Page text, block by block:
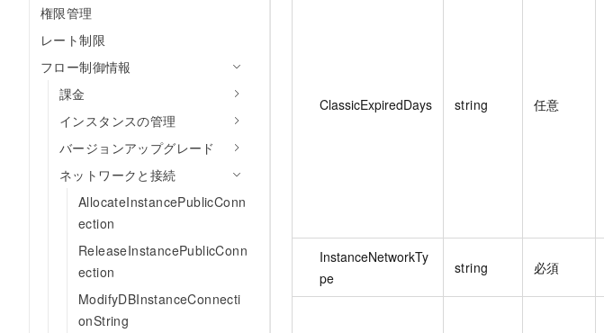
権限管理
レート制限
フロー制御情報
課金
インスタンスの管理
バージョンアップグレード
ネットワークと接続
AllocateInstancePublicConn
ection
ReleaseInstancePublicConn
ection
ModifyDBInstanceConnecti
onString
ClassicExpiredDays string 任意
InstanceNetworkTy
pe
string 必須